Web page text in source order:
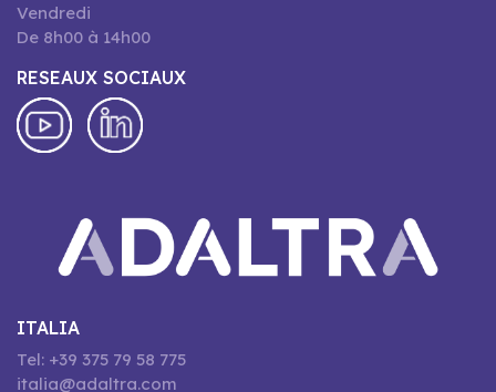
Vendredi
De 8h00 à 14h00
RESEAUX SOCIAUX
ITALIA
Tel: +39 375 79 58 775
italia@adaltra.com